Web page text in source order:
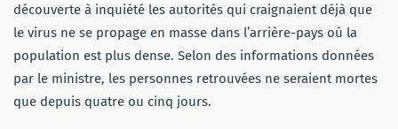
découverte à inquiété les autorités qui craignaient déjà que
le virus ne se propage en masse dans l’arrière-pays où la
population est plus dense. Selon des informations données
par le ministre, les personnes retrouvées ne seraient mortes
que depuis quatre ou cinq jours.